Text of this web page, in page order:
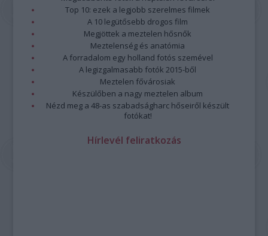
Top 10: ezek a legjobb szerelmes filmek
A 10 legütősebb drogos film
Megjöttek a meztelen hősnők
Meztelenség és anatómia
A forradalom egy holland fotós szemével
A legizgalmasabb fotók 2015-ből
Meztelen fővárosiak
Készülőben a nagy meztelen album
Nézd meg a 48-as szabadságharc hőseiről készült
fotókat!
Hírlevél feliratkozás